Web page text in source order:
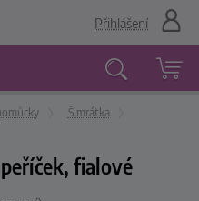
Vyhledávání
Přihlášení
Šimrátka
fialové